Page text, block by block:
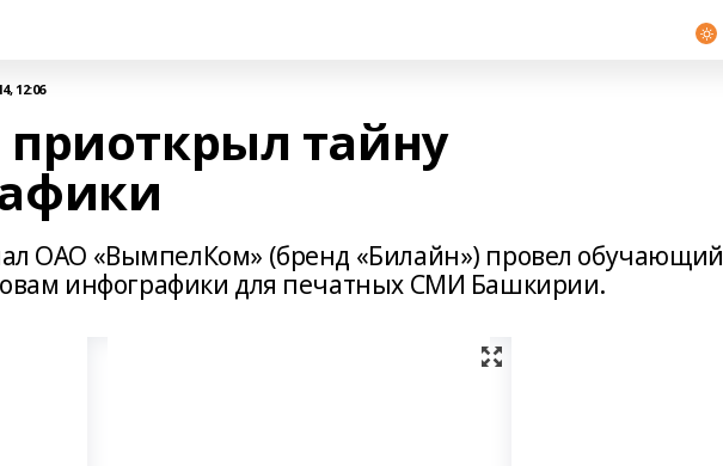
12:06
тайну
ОАО «ВымпелКом» (бренд «Билайн») провел обучающий
инфографики для печатных СМИ Башкирии.